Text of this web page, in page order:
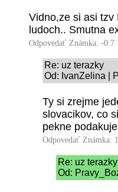
Vidno,ze si asi tzv
ludoch.. Smutna
Odpovedať Známka: -0.7
Re: uz terazky
Od: IvanZelina |
Ty si zrejme
slovacikov, co
pekne
Odpovedať Známka:
Re: uz terazky
Od: